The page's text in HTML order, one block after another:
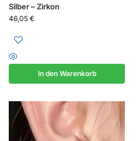
Silber – Zirkon
46,05 €
In den Warenkorb